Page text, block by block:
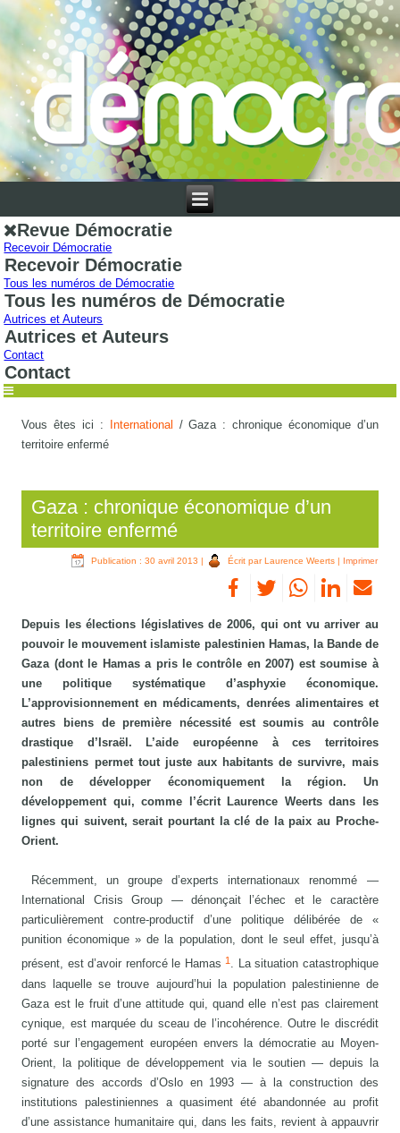
Revue Démocratie
Recevoir Démocratie
Recevoir Démocratie
Tous les numéros de Démocratie
Tous les numéros de Démocratie
Autrices et Auteurs
Autrices et Auteurs
Contact
Contact
Vous êtes ici : International /Gaza : chronique économique d’un
territoire enfermé
Gaza : chronique économique d’un
territoire enfermé
Publication : 30 avril 2013 | Écrit par Laurence Weerts| Imprimer
Depuis les élections législatives de 2006, qui ont vu arriver au
pouvoir le mouvement islamiste palestinien Hamas, la Bande de
Gaza (dont le Hamas a pris le contrôle en 2007) est soumise à
une politique systématique d’asphyxie économique.
L’approvisionnement en médicaments, denrées alimentaires et
autres biens de première nécessité est soumis au contrôle
drastique d’Israël. L’aide européenne à ces territoires
palestiniens permet tout juste aux habitants de survivre, mais
non de développer économiquement la région. Un
développement qui, comme l’écrit Laurence Weerts dans les
lignes qui suivent, serait pourtant la clé de la paix au Proche-
Orient.
Récemment, un groupe d’experts internationaux renommé —
International Crisis Group — dénonçait l’échec et le caractère
particulièrement contre-productif d’une politique délibérée de «
punition économique » de la population, dont le seul effet, jusqu’à
présent, est d’avoir renforcé le Hamas1 . La situation catastrophique
dans laquelle se trouve aujourd’hui la population palestinienne de
Gaza est le fruit d’une attitude qui, quand elle n’est pas clairement
cynique, est marquée du sceau de l’incohérence. Outre le discrédit
porté sur l’engagement européen envers la démocratie au Moyen-
Orient, la politique de développement via le soutien — depuis la
signature des accords d’Oslo en 1993 — à la construction des
institutions palestiniennes a quasiment été abandonnée au profit
d’une assistance humanitaire qui, dans les faits, revient à appauvrir